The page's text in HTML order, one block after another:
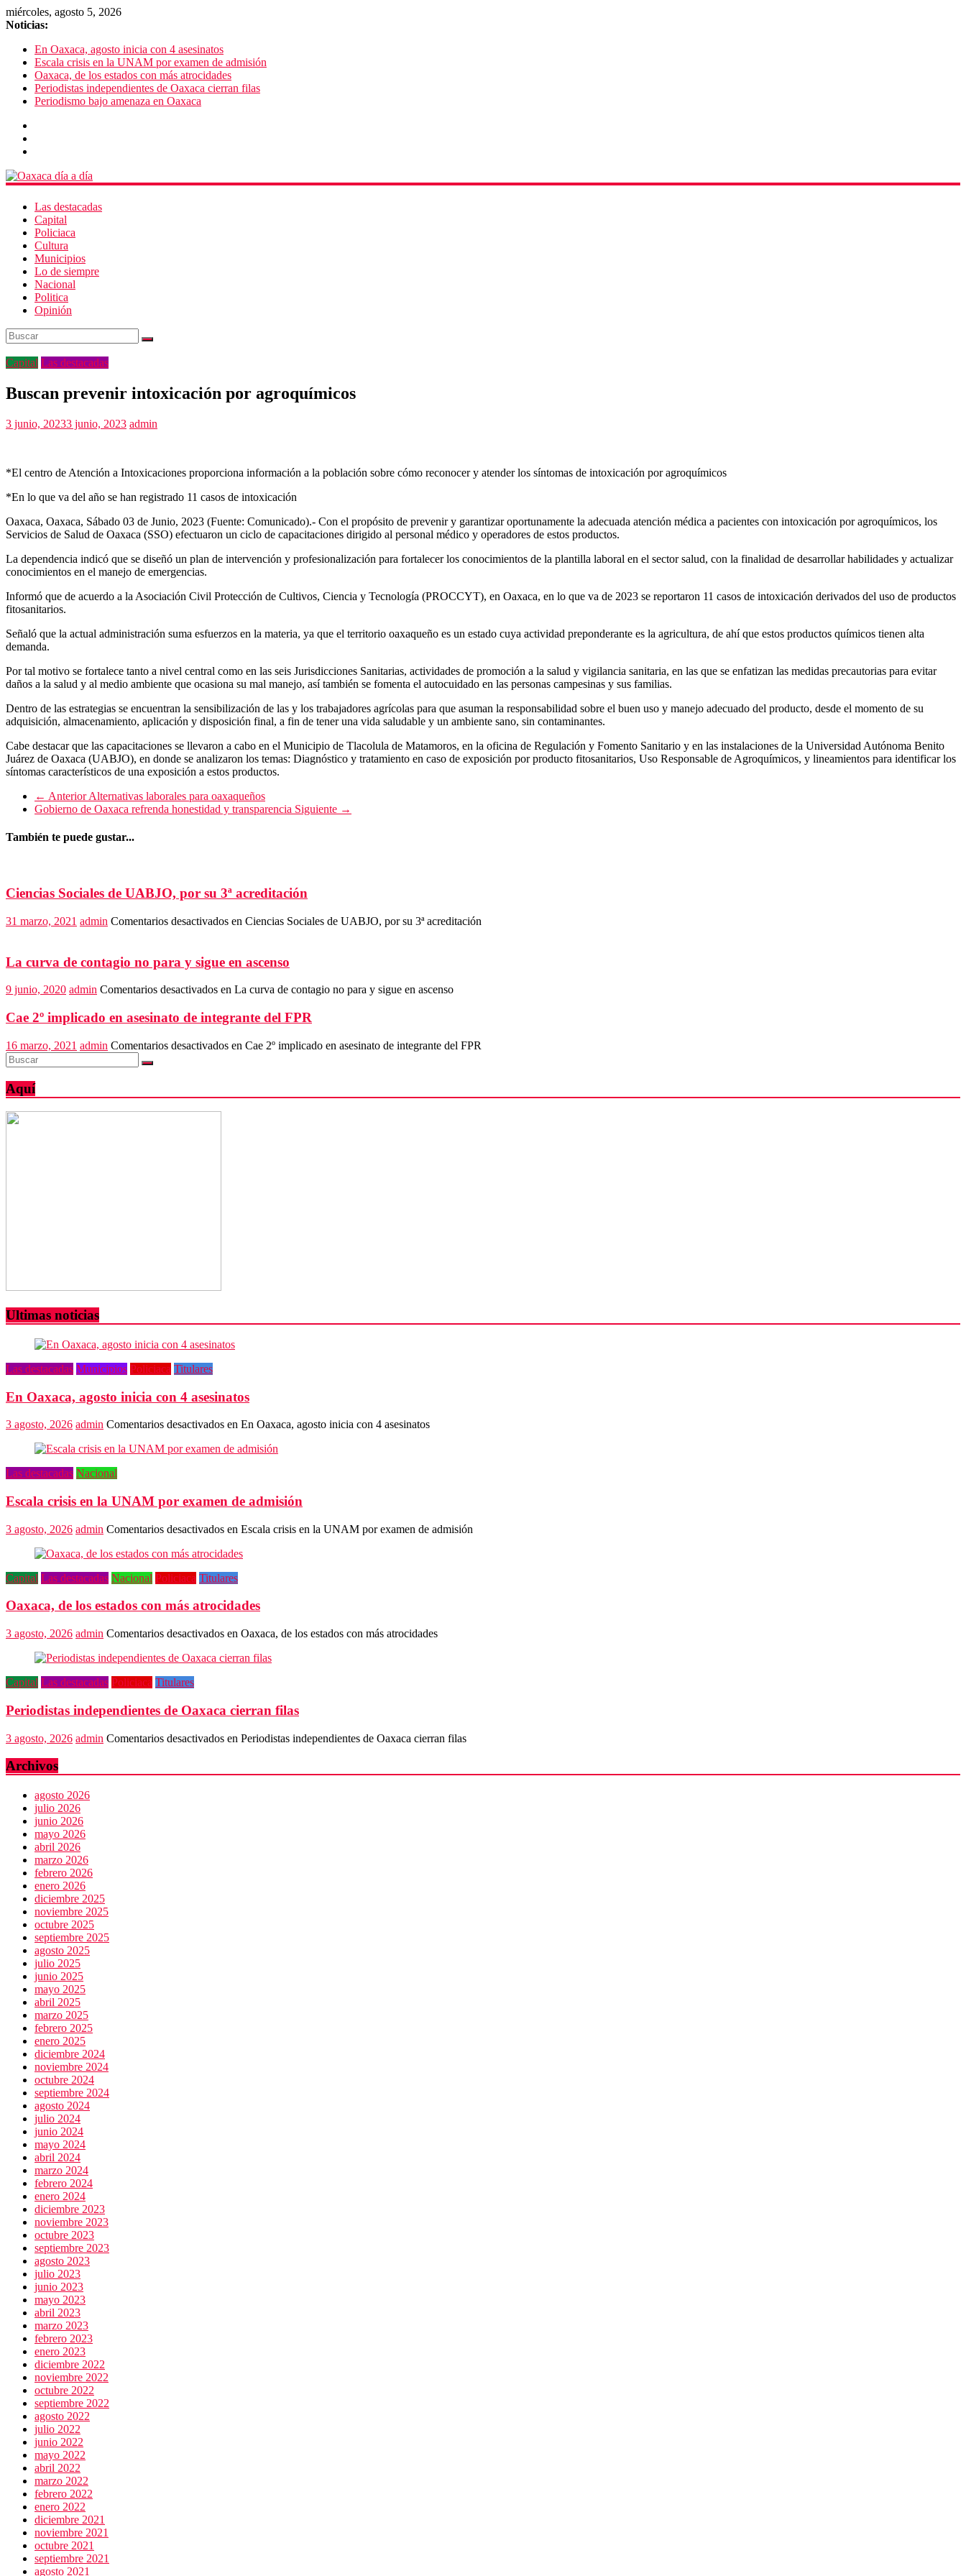
miércoles, agosto 5, 2026
Noticias:
En Oaxaca, agosto inicia con 4 asesinatos
Escala crisis en la UNAM por examen de admisión
Oaxaca, de los estados con más atrocidades
Periodistas independientes de Oaxaca cierran filas
Periodismo bajo amenaza en Oaxaca
Las destacadas
Capital
Policiaca
Cultura
Municipios
Lo de siempre
Nacional
Politica
Opinión
Capital Las destacadas
Buscan prevenir intoxicación por agroquímicos
3 junio, 20233 junio, 2023 admin
*El centro de Atención a Intoxicaciones proporciona información a la población sobre cómo reconocer y atender los síntomas de intoxicación por agroquímicos
*En lo que va del año se han registrado 11 casos de intoxicación
Oaxaca, Oaxaca, Sábado 03 de Junio, 2023 (Fuente: Comunicado).- Con el propósito de prevenir y garantizar oportunamente la adecuada atención médica a pacientes con intoxicación por agroquímicos, los
Servicios de Salud de Oaxaca (SSO) efectuaron un ciclo de capacitaciones dirigido al personal médico y operadores de estos productos.
La dependencia indicó que se diseñó un plan de intervención y profesionalización para fortalecer los conocimientos de la plantilla laboral en el sector salud, con la finalidad de desarrollar habilidades y actualizar
conocimientos en el manejo de emergencias.
Informó que de acuerdo a la Asociación Civil Protección de Cultivos, Ciencia y Tecnología (PROCCYT), en Oaxaca, en lo que va de 2023 se reportaron 11 casos de intoxicación derivados del uso de productos
fitosanitarios.
Señaló que la actual administración suma esfuerzos en la materia, ya que el territorio oaxaqueño es un estado cuya actividad preponderante es la agricultura, de ahí que estos productos químicos tienen alta
demanda.
Por tal motivo se fortalece tanto a nivel central como en las seis Jurisdicciones Sanitarias, actividades de promoción a la salud y vigilancia sanitaria, en las que se enfatizan las medidas precautorias para evitar
daños a la salud y al medio ambiente que ocasiona su mal manejo, así también se fomenta el autocuidado en las personas campesinas y sus familias.
Dentro de las estrategias se encuentran la sensibilización de las y los trabajadores agrícolas para que asuman la responsabilidad sobre el buen uso y manejo adecuado del producto, desde el momento de su
adquisición, almacenamiento, aplicación y disposición final, a fin de tener una vida saludable y un ambiente sano, sin contaminantes.
Cabe destacar que las capacitaciones se llevaron a cabo en el Municipio de Tlacolula de Matamoros, en la oficina de Regulación y Fomento Sanitario y en las instalaciones de la Universidad Autónoma Benito
Juárez de Oaxaca (UABJO), en donde se analizaron los temas: Diagnóstico y tratamiento en caso de exposición por producto fitosanitarios, Uso Responsable de Agroquímicos, y lineamientos para identificar los
síntomas característicos de una exposición a estos productos.
← AnteriorAlternativas laborales para oaxaqueños
Gobierno de Oaxaca refrenda honestidad y transparencia Siguiente →
También te puede gustar...
Ciencias Sociales de UABJO, por su 3ª acreditación
31 marzo, 2021 admin Comentarios desactivados en Ciencias Sociales de UABJO, por su 3ª acreditación
La curva de contagio no para y sigue en ascenso
9 junio, 2020 admin Comentarios desactivados en La curva de contagio no para y sigue en ascenso
Cae 2º implicado en asesinato de integrante del FPR
16 marzo, 2021 admin Comentarios desactivados en Cae 2º implicado en asesinato de integrante del FPR
Aquí
Ultimas noticias
Las destacadas Municipios Policiaca Titulares
En Oaxaca, agosto inicia con 4 asesinatos
3 agosto, 2026 admin Comentarios desactivados en En Oaxaca, agosto inicia con 4 asesinatos
Las destacadas Nacional
Escala crisis en la UNAM por examen de admisión
3 agosto, 2026 admin Comentarios desactivados en Escala crisis en la UNAM por examen de admisión
Capital Las destacadas Nacional Policiaca Titulares
Oaxaca, de los estados con más atrocidades
3 agosto, 2026 admin Comentarios desactivados en Oaxaca, de los estados con más atrocidades
Capital Las destacadas Policiaca Titulares
Periodistas independientes de Oaxaca cierran filas
3 agosto, 2026 admin Comentarios desactivados en Periodistas independientes de Oaxaca cierran filas
Archivos
agosto 2026
julio 2026
junio 2026
mayo 2026
abril 2026
marzo 2026
febrero 2026
enero 2026
diciembre 2025
noviembre 2025
octubre 2025
septiembre 2025
agosto 2025
julio 2025
junio 2025
mayo 2025
abril 2025
marzo 2025
febrero 2025
enero 2025
diciembre 2024
noviembre 2024
octubre 2024
septiembre 2024
agosto 2024
julio 2024
junio 2024
mayo 2024
abril 2024
marzo 2024
febrero 2024
enero 2024
diciembre 2023
noviembre 2023
octubre 2023
septiembre 2023
agosto 2023
julio 2023
junio 2023
mayo 2023
abril 2023
marzo 2023
febrero 2023
enero 2023
diciembre 2022
noviembre 2022
octubre 2022
septiembre 2022
agosto 2022
julio 2022
junio 2022
mayo 2022
abril 2022
marzo 2022
febrero 2022
enero 2022
diciembre 2021
noviembre 2021
octubre 2021
septiembre 2021
agosto 2021